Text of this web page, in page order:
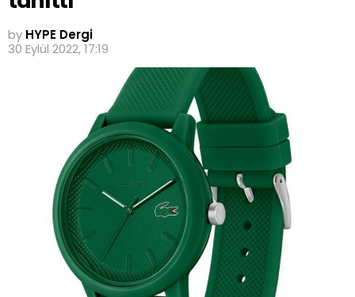
by HYPE Dergi
30 Eylül 2022, 17:19